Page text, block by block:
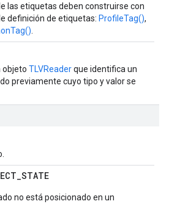
las etiquetas deben construirse con
definición de etiquetas: ProfileTag(),
objeto TLVReaderque identifica un
previamente cuyo tipo y valor se
_STATE
no está posicionado en un